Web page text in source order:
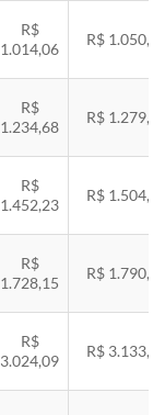
R$
1.014,06
R$
R$
1.234,68
R$
R$
1.452,23
R$
R$
1.728,15
R$
R$
3.024,09
R$